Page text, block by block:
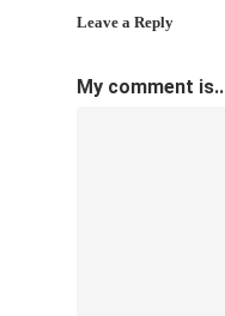
Leave a Reply
My comment is..